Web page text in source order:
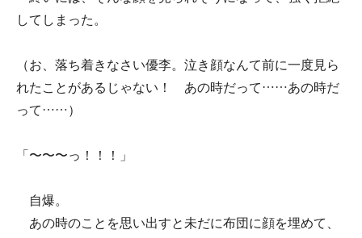
してしまった。
（お、落ち着きなさい優李。泣き顔なんて前に一度見ら
れたことがあるじゃない！ あの時だって……あの時だ
って……）
「〜〜〜っ！！！」
自爆。
あの時のことを思い出すと未だに布団に顔を埋めて、